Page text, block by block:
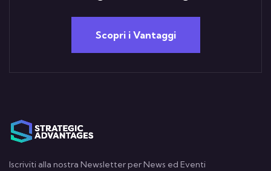
Scopri i Vantaggi
Iscriviti alla nostra Newsletter per News ed Eventi